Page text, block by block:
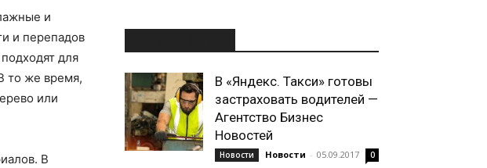
и
и перепадов
для
то же время,
или
В
В «Яндекс. Такси» готовы
застраховать водителей —
Агентство Бизнес
Новостей
Новости Новости - 05.09.2017 0